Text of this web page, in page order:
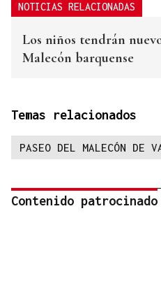
NOTICIAS RELACIONADAS
Los niños tendrán
Malecón barquense
Temas relacionados
PASEO DEL MALECÓN DE
Contenido patrocinado